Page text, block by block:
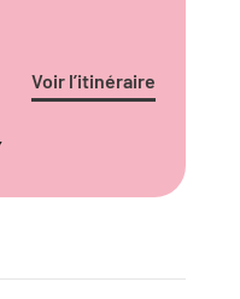
Voir l’itinéraire